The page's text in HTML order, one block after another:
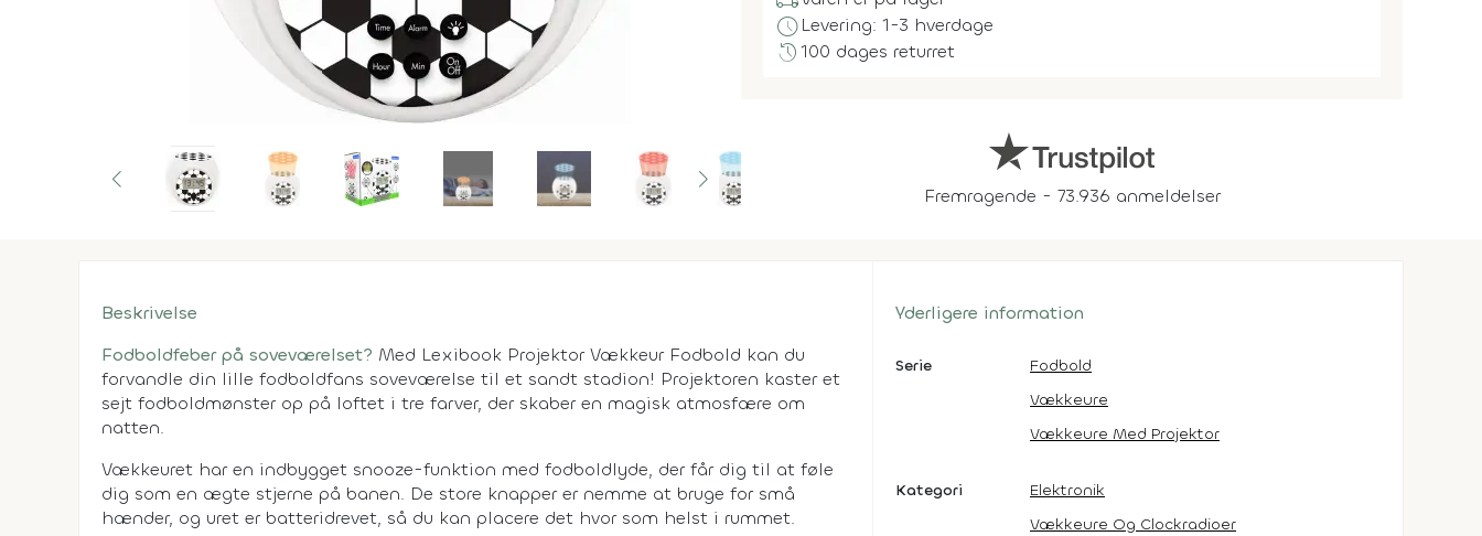
scheduleLevering: 1-3 hverdage
history100 dages returret
Fremragende - 73.936 anmeldelser
Beskrivelse
Fodboldfeber på soveværelset? Med Lexibook Projektor Vækkeur Fodbold kan du
forvandle din lille fodboldfans soveværelse til et sandt stadion! Projektoren kaster et
sejt fodboldmønster op på loftet i tre farver, der skaber en magisk atmosfære om
natten.
Vækkeuret har en indbygget snooze-funktion med fodboldlyde, der får dig til at føle
dig som en ægte stjerne på banen. De store knapper er nemme at bruge for små
hænder, og uret er batteridrevet, så du kan placere det hvor som helst i rummet.
Yderligere information
Serie
Fodbold
Vækkeure
Vækkeure Med Projektor
Kategori
Elektronik
Vækkeure Og Clockradioer